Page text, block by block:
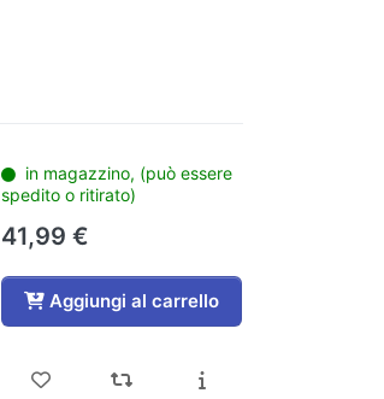
in magazzino, (può essere
spedito o ritirato)
41,99 €
Aggiungi al carrello